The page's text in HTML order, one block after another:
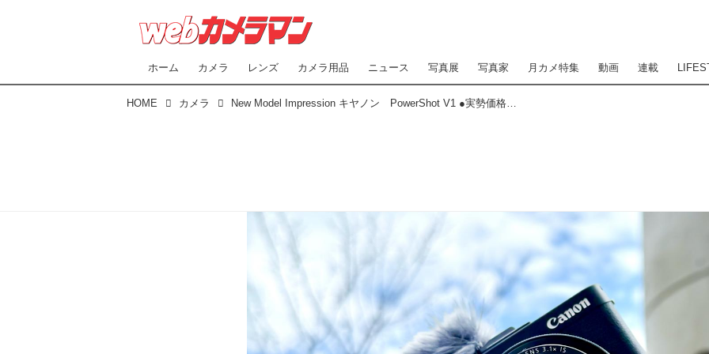
ホーム カメラ レンズ カメラ用品 ニュース 写真展 写真家 月カメ特集 動画 連載
HOME カメラ New Model Impression キヤノン PowerShot V1 ●実勢価格：14万8500円（税込） ●photo＆text:水咲奈々